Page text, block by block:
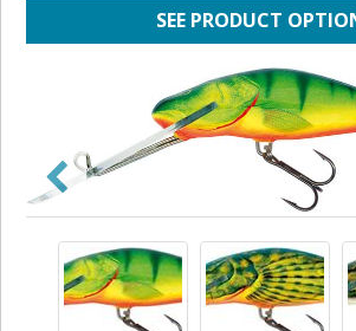
SEE PRODUCT